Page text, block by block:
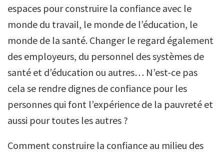
espaces pour construire la confiance avec le
monde du travail, le monde de l’éducation, le
monde de la santé. Changer le regard également
des employeurs, du personnel des systèmes de
santé et d’éducation ou autres… N’est-ce pas
cela se rendre dignes de confiance pour les
personnes qui font l’expérience de la pauvreté et
aussi pour toutes les autres ?
Comment construire la confiance au milieu des